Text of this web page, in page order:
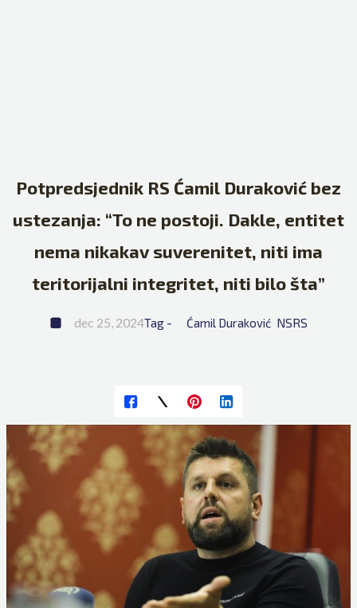
Potpredsjednik RS Ćamil Duraković bez
ustezanja: “To ne postoji. Dakle, entitet
nema nikakav suverenitet, niti ima
teritorijalni integritet, niti bilo šta”
dec 25, 2024Tag - Ćamil Duraković NSRS